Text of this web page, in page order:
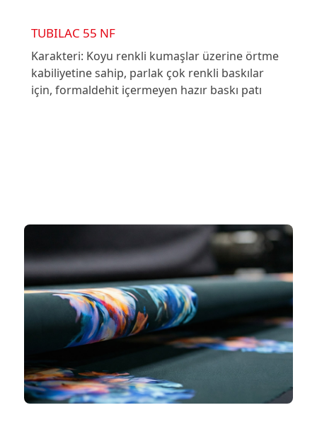
TUBILAC 55 NF
Karakteri: Koyu renkli kumaşlar üzerine örtme
kabiliyetine sahip, parlak çok renkli baskılar
için, formaldehit içermeyen hazır baskı patı